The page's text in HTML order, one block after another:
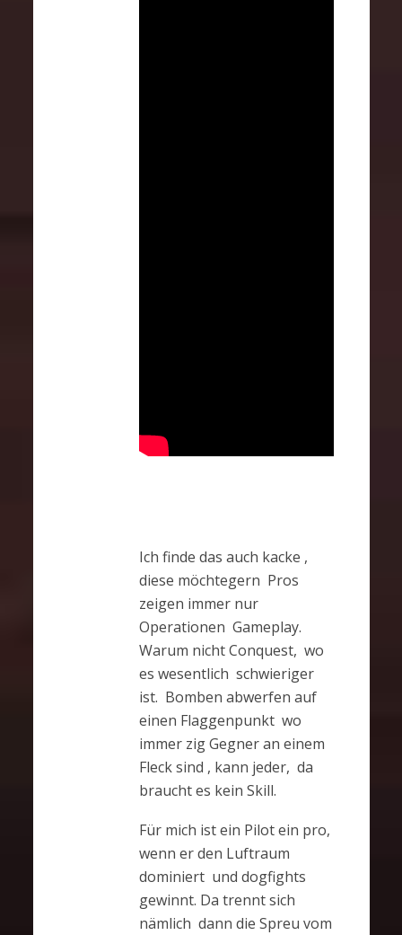
Ich finde das auch kacke ,
diese möchtegern Pros
zeigen immer nur
Operationen Gameplay.
Warum nicht Conquest, wo
es wesentlich schwieriger
ist. Bomben abwerfen auf
einen Flaggenpunkt wo
immer zig Gegner an einem
Fleck sind , kann jeder, da
braucht es kein Skill.
Für mich ist ein Pilot ein pro,
wenn er den Luftraum
dominiert und dogfights
gewinnt. Da trennt sich
nämlich dann die Spreu vom